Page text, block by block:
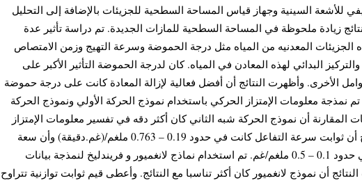
للأشعة السينية وجهاز قياس المساحة السطحية للجزيئات بالإضافة إلى التحليل
زيادة ملحوظة في المساحة السطحية للمازات الجديدة. تم دراسة تأثير عدة
الجزيئات المعدنيه من المياه مثل درجة الحموضة وسرعة التهيج وزمن الامتصاص
البدائي لهذه المعادن في المياه. كان لدرجة الحموضة التأثير الأكبر على
الأخرى. وأظهرت النتائج أن أفضل فعالية لإزالة المعادة كانت على درجة حموضة
نمذجة معلومات الإمتزاز الحركي باستخدام نموذج الحركة الأولي ونموذج الحركة
المقارنة أن نموذج الحركة شبه الثاني كان أكثر دقه في تفسير معلومات الإمتزاز
الحركي. كما أظهرت النتائج أن ثوابت سرعة التفاعل كانت في حدود 0.19 – 0.763 ملغم/(غم.دقيقة) وأن سعة
التوازن للامتصاص كانت في حدود 0.1 – 0.5 ملغم/غم. تم استخدام نماذج لانغميور و فريندليخ لنمذجة بيانات
أن نموذج لانغميور كان أكثر تناسبا مع النتائج. وأعطى قيم ثوابت توازنية تتراوح